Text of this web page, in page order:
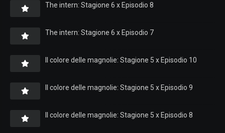
The intern: Stagione 6 x Episodio 8
The intern: Stagione 6 x Episodio 7
Il colore delle magnolie: Stagione 5 x Episodio 10
Il colore delle magnolie: Stagione 5 x Episodio 9
Il colore delle magnolie: Stagione 5 x Episodio 8